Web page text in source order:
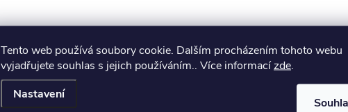
Tento web používá soubory cookie. Dalším procházením tohoto webu
vyjadřujete souhlas s jejich používáním.. Více informacízde.
Nastavení